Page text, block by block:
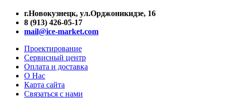
г.Новокузнецк, ул.Орджоникидзе, 16
8 (913) 426-05-17
mail@ice-market.com
Проектирование
Сервисный центр
Оплата и доставка
О Нас
Карта сайта
Связаться с нами